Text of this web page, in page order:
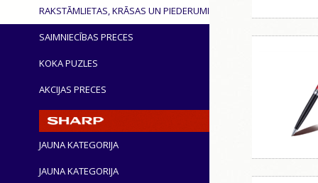
RAKSTĀMLIETAS, KRĀSAS UN PIEDERUMI
SAIMNIECĪBAS PRECES
KOKA PUZLES
AKCIJAS PRECES
JAUNA KATEGORIJA
JAUNA KATEGORIJA